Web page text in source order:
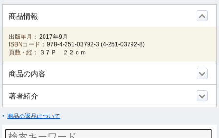
商品情報
出版年月： 2017年9月
ISBNコード： 978-4-251-03792-3 (4-251-03792-8)
頁数・縦：
３７Ｐ ２２ｃｍ
商品の内容
著者紹介
商品の返品について